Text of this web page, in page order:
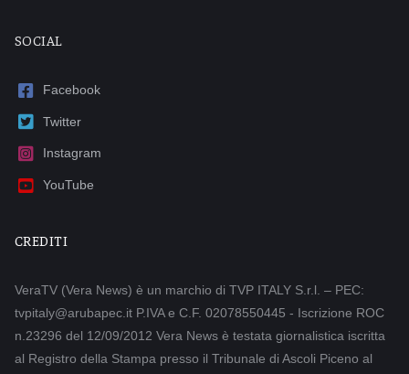
SOCIAL
Facebook
Twitter
Instagram
YouTube
CREDITI
VeraTV (Vera News) è un marchio di TVP ITALY S.r.l. – PEC:
tvpitaly@arubapec.it P.IVA e C.F. 02078550445 - Iscrizione ROC
n.23296 del 12/09/2012 Vera News è testata giornalistica iscritta
al Registro della Stampa presso il Tribunale di Ascoli Piceno al